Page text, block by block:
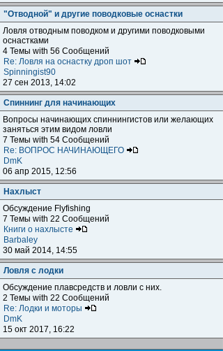
"Отводной" и другие поводковые оснастки
Ловля отводным поводком и другими поводковыми
оснастками
4 Темы with 56 Сообщений
Re: Ловля на оснастку дроп шот
Spinningist90
27 сен 2013, 14:02
Спиннинг для начинающих
Вопросы начинающих спиннингистов или желающих
заняться этим видом ловли
7 Темы with 54 Сообщений
Re: ВОПРОС НАЧИНАЮЩЕГО
DmK
06 апр 2015, 12:56
Нахлыст
Обсуждение Flyfishing
7 Темы with 22 Сообщений
Книги о нахлысте
Barbaley
30 май 2014, 14:55
Ловля с лодки
Обсуждение плавсредств и ловли с них.
2 Темы with 22 Сообщений
Re: Лодки и моторы
DmK
15 окт 2017, 16:22